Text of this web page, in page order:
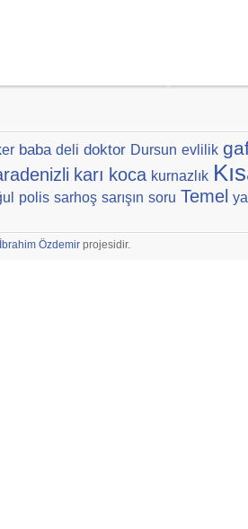
baba deli doktor Dursun evlilik
karı koca kurnazlık
polis sarhoş sarışın soru Temel
Özdemir projesidir.